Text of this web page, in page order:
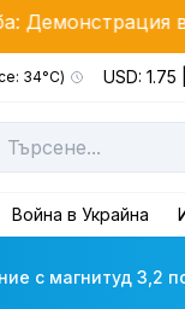
в Бургас
34°C) USD: 1.75
Война в Украйна
с магнитуд 3,2